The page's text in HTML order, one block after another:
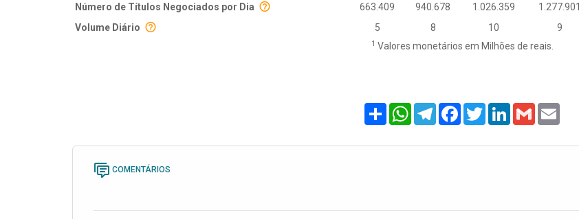
Número de Títulos Negociados por Dia
663.409 940.678 1.026.359 1.277.901
Volume Diário
5 8 10 9
1 Valores monetários em Milhões de reais.
ShareWhatsAppTelegramFacebook
TwitterLinkedInGmail
COMENTÁRIOS